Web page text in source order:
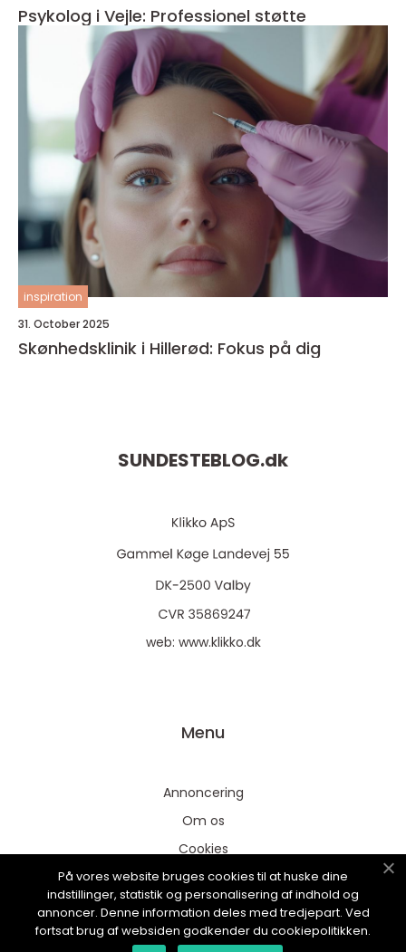
Psykolog i Vejle: Professionel støtte
inspiration
31. October 2025
Skønhedsklinik i Hillerød: Fokus på dig
SUNDESTEBLOG.dk
web: www.klikko.dk
Menu
Annoncering
Om os
Cookies
Kontakt os
Sitemap
På vores website bruges cookies til at huske dine
indstillinger, statistik og personalisering af indhold og
annoncer. Denne information deles med tredjepart. Ved
fortsat brug af websiden godkender du cookiepolitikken.